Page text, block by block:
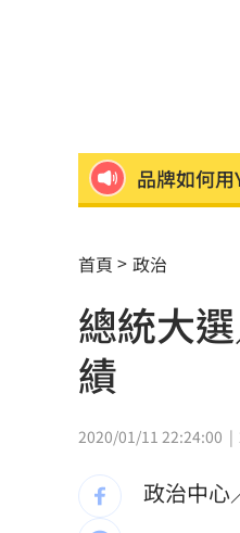
品牌如何
鴻海最強
中國祭出
南韓軍方：
獨／全台
首頁 政治
總統大
績
2020/01/11 22:24:00
政治中心